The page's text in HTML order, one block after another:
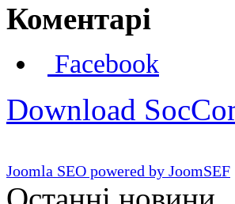
Коментарі
Facebook
Download
Joomla SEO powered by JoomSEF